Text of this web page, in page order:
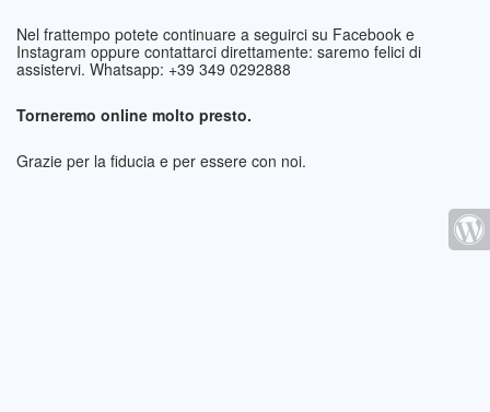
Nel frattempo potete continuare a seguirci su Facebook e
Instagram oppure contattarci direttamente: saremo felici di
assistervi. Whatsapp: +39 349 0292888
Torneremo online molto presto.
Grazie per la fiducia e per essere con noi.